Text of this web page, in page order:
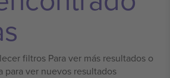
filtros Para ver más resultados o
para ver nuevos resultados